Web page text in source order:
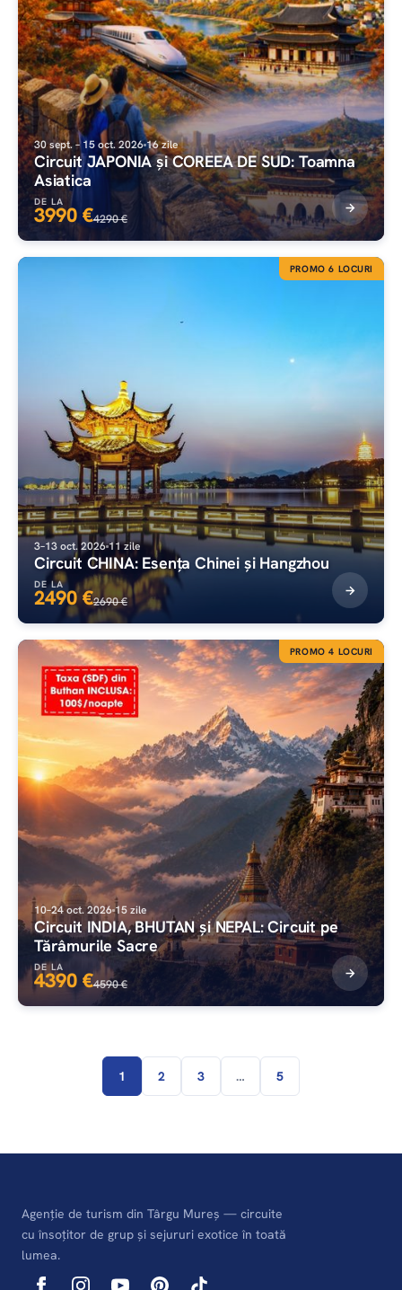
30 sept. – 15 oct. 202616 zile
Circuit JAPONIA și COREEA DE SUD: Toamna
Asiatica
DE LA
3990 €4290 €
3–13 oct. 202611 zile
Circuit CHINA: Esența Chinei și Hangzhou
DE LA
2490 €2690 €
PROMO 6 LOCURI
10–24 oct. 202615 zile
Circuit INDIA, BHUTAN și NEPAL: Circuit pe
Tărâmurile Sacre
DE LA
4390 €4590 €
PROMO 4 LOCURI
1 2 3 … 5
Agenție de turism din Târgu Mureș — circuite
cu însoțitor de grup și sejururi exotice în toată
lumea.